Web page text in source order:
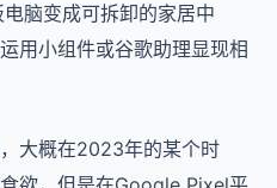
脑变成可拆卸的家居中
用小组件或谷歌助理显现相
大概在2023年的某个时